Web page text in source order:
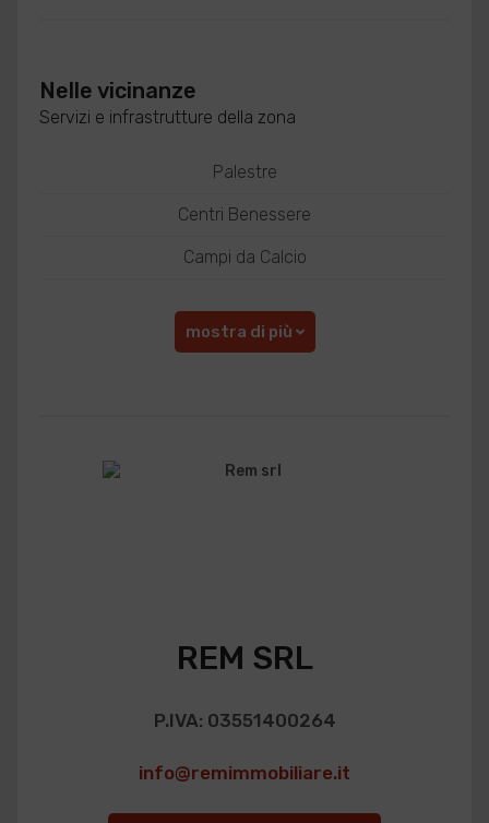
Nelle vicinanze
Servizi e infrastrutture della zona
Palestre
Centri Benessere
Campi da Calcio
mostra di più
REM SRL
P.IVA: 03551400264
info@remimmobiliare.it